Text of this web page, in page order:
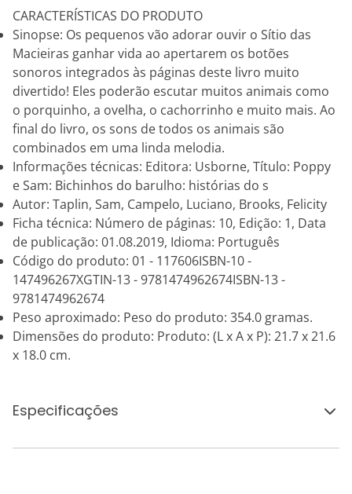
CARACTERÍSTICAS DO PRODUTO
Sinopse: Os pequenos vão adorar ouvir o Sítio das
Macieiras ganhar vida ao apertarem os botões
sonoros integrados às páginas deste livro muito
divertido! Eles poderão escutar muitos animais como
o porquinho, a ovelha, o cachorrinho e muito mais. Ao
final do livro, os sons de todos os animais são
combinados em uma linda melodia.
Informações técnicas: Editora: Usborne, Título: Poppy
e Sam: Bichinhos do barulho: histórias do s
Autor: Taplin, Sam, Campelo, Luciano, Brooks, Felicity
Ficha técnica: Número de páginas: 10, Edição: 1, Data
de publicação: 01.08.2019, Idioma: Português
Código do produto: 01 - 117606ISBN-10 -
147496267XGTIN-13 - 9781474962674ISBN-13 -
9781474962674
Peso aproximado: Peso do produto: 354.0 gramas.
Dimensões do produto: Produto: (L x A x P): 21.7 x 21.6
x 18.0 cm.
Especificações